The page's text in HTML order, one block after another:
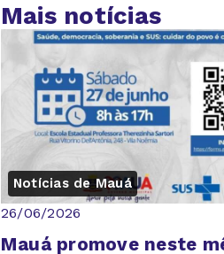
Mais notícias
Notícias de Mauá
26/06/2026
Mauá promove neste